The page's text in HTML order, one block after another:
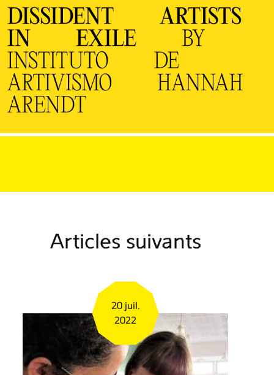
Articles suivants
20 juil.
2022